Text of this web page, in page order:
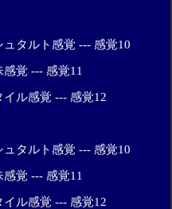
タルト感覚 --- 感覚10
覚 --- 感覚11
ル感覚 --- 感覚12
タルト感覚 --- 感覚10
覚 --- 感覚11
ル感覚 --- 感覚12